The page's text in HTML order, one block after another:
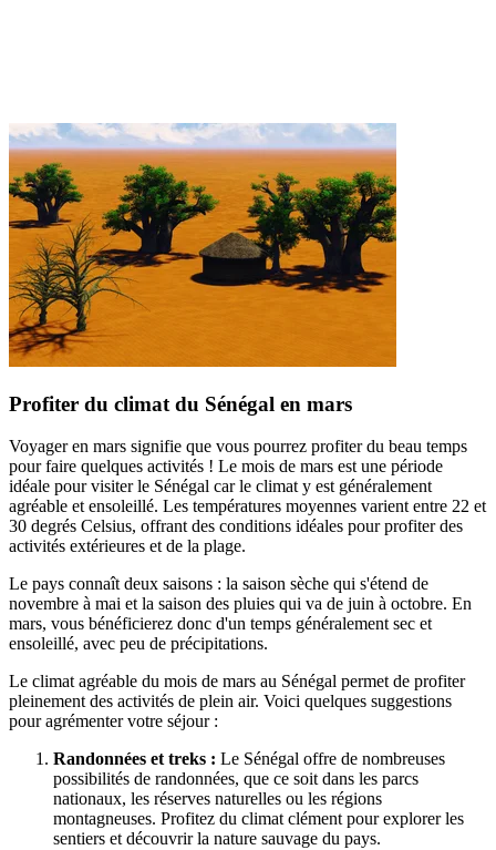
Profiter du climat du Sénégal en mars
Voyager en mars signifie que vous pourrez profiter du beau temps
pour faire quelques activités ! Le mois de mars est une période
idéale pour visiter le Sénégal car le climat y est généralement
agréable et ensoleillé. Les températures moyennes varient entre 22 et
30 degrés Celsius, offrant des conditions idéales pour profiter des
activités extérieures et de la plage.
Le pays connaît deux saisons : la saison sèche qui s'étend de
novembre à mai et la saison des pluies qui va de juin à octobre. En
mars, vous bénéficierez donc d'un temps généralement sec et
ensoleillé, avec peu de précipitations.
Le climat agréable du mois de mars au Sénégal permet de profiter
pleinement des activités de plein air. Voici quelques suggestions
pour agrémenter votre séjour :
Randonnées et treks : Le Sénégal offre de nombreuses
possibilités de randonnées, que ce soit dans les parcs
nationaux, les réserves naturelles ou les régions
montagneuses. Profitez du climat clément pour explorer les
sentiers et découvrir la nature sauvage du pays.